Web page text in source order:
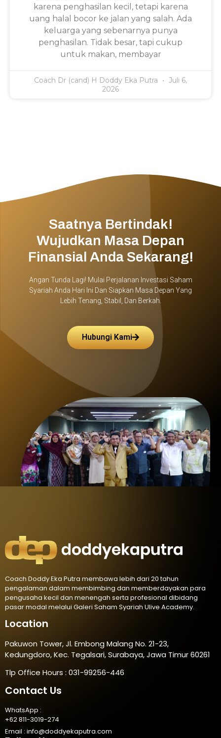
karena penghasilan kecil, tetapi karena
uang halal bocor ke jalan yang salah. Ada
keluarga yang sebenarnya punya
penghasilan. Tidak besar, tapi cukup
untuk makan, membayar
Coach Dr (cand) H Doddy Eka Putra
Juli 6,
2026
Saatnya Bertindak!
Wujudkan Masa Depan
Finansial Anda Sekarang!
Angan Tunda Lagi! Mulai Perjalanan Investasi Saham
Syariah Anda Hari Ini Dan Siapkan Masa Depan Yang
Lebih Tenang, Stabil, Dan Berkah.
Hubungi Kami
Coach Doddy Eka Putra membawa lebih dari 20 tahun
pengalaman dalam membimbing dan memberdayakan para
pengusaha kecil dan menengah serta profesional dibidang
pasar modal melalui Galeri Saham Syariah Ulive Academy.
Location
Pakuwon Tower, Jl. Embong Malang No. 21-23,
Kedungdoro, Kec. Tegalsari, Surabaya, Jawa Timur 60261
Tlp Office Hours : 031-99256-446
Contact Us
WhatsApp :
+62 811-3019-274
Email : info@doddyekaputra.com